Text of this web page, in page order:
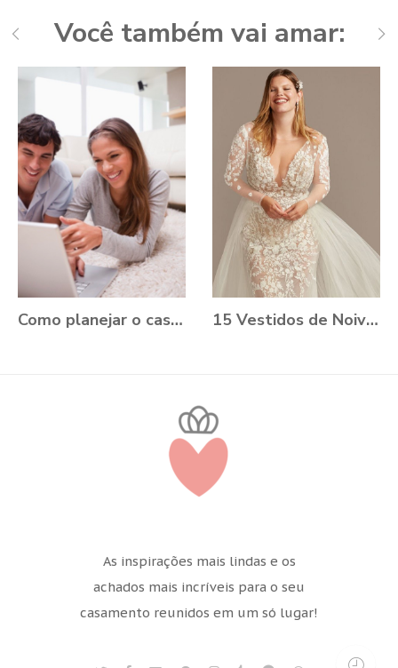
Você também vai amar:
Como planejar o casamento durante a Pandemia? 15 Vestidos de Noiva Plus Size para você se apaixonar
As inspirações mais lindas e os
achados mais incríveis para o seu
casamento reunidos em um só lugar!